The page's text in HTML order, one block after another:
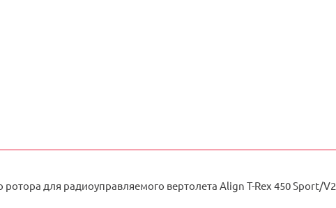
для радиоуправляемого вертолета Align T-Rex 450 Sport/V2.